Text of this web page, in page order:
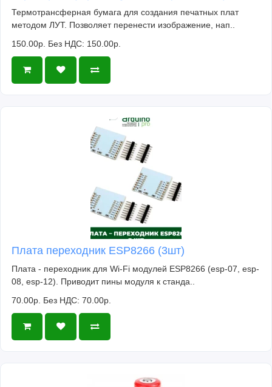
Термотрансферная бумага для создания печатных плат
методом ЛУТ. Позволяет перенести изображение, нап..
150.00р. Без НДС: 150.00р.
Плата переходник ESP8266 (3шт)
Плата - переходник для Wi-Fi модулей ESP8266 (esp-07, esp-
08, esp-12). Приводит пины модуля к станда..
70.00р. Без НДС: 70.00р.